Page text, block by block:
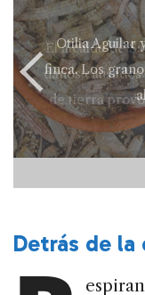
Otilia Aguilar
finca. Los
El alcalde de
daños
de tierra
Detrás de la